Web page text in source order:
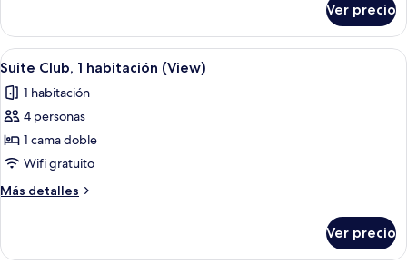
(View)
familiar,
varias
camas
Ver precio
Abrir
todas
las
fotos
de
Suite
Club,
1
(View)
Habitación de hotel con una cama
12
Suite Club, 1 habitación (View)
1 habitación
4 personas
1 cama doble
Wifi gratuito
Más detalles
Más
Club,
Ver precio